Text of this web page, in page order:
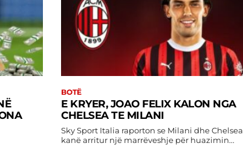
BOTË
E KRYER, JOAO FELIX KALON NGA
CHELSEA TE MILANI
Sky Sport Italia raporton se Milani dhe Chelsea
kanë arritur një marrëveshje për huazimin...